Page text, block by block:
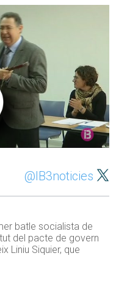
@IB3noticies
batle socialista de
del pacte de govern
Liniu Siquier, que